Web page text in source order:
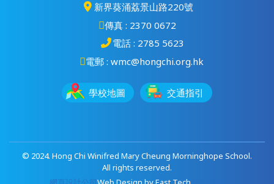
新界葵涌荔景山路220號
傳真 : 2370 0672
電話 : 2785 5623
電郵 : wmc@hongchi.org.hk
學校地圖 交通指引
© 2024. Hong Chi Winifred Mary Cheung Morninghope School.
All rights reserved.